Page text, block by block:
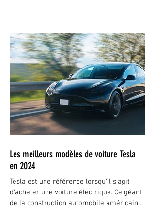
Les meilleurs modèles de voiture Tesla
en 2024
Tesla est une référence lorsqu’il s’agit
d’acheter une voiture électrique. Ce géant
de la construction automobile américain